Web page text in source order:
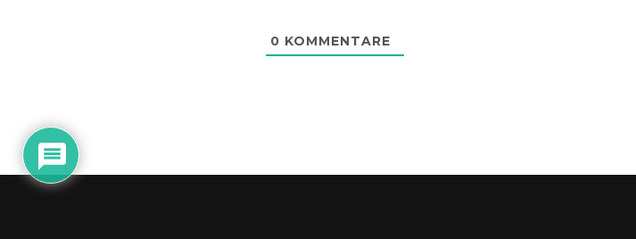
0 KOMMENTARE